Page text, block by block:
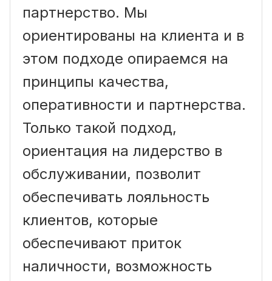
партнерство. Мы
ориентированы на клиента и в
этом подходе опираемся на
принципы качества,
оперативности и партнерства.
Только такой подход,
ориентация на лидерство в
обслуживании, позволит
обеспечивать лояльность
клиентов, которые
обеспечивают приток
наличности, возможность